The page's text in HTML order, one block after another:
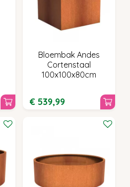
Bloembak Andes
Cortenstaal
100x100x80cm
€ 539,99